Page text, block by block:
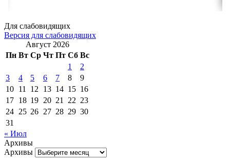
Для слабовидящих
Версия для слабовидящих
Август 2026
Пн Вт Ср Чт Пт Сб Вс
1
2
3
4 5 6 7 8
9
10 11 12 13 14 15 16
17 18 19 20 21 22 23
24 25 26 27 28 29 30
31
« Июл
Архивы
Архивы